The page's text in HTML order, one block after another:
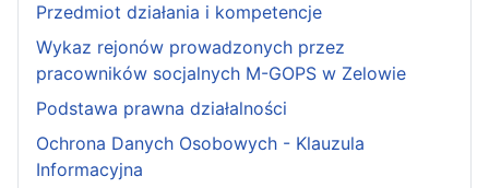
Przedmiot działania i kompetencje
Wykaz rejonów prowadzonych przez
pracowników socjalnych M-GOPS w Zelowie
Podstawa prawna działalności
Ochrona Danych Osobowych - Klauzula
Informacyjna